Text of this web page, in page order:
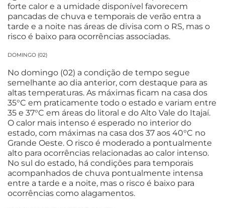
forte calor e a umidade disponível favorecem
pancadas de chuva e temporais de verão entra a
tarde e a noite nas áreas de divisa com o RS, mas o
risco é baixo para ocorrências associadas.
DOMINGO (02)
No domingo (02) a condição de tempo segue
semelhante ao dia anterior, com destaque para as
altas temperaturas. As máximas ficam na casa dos
35°C em praticamente todo o estado e variam entre
35 e 37°C em áreas do litoral e do Alto Vale do Itajaí.
O calor mais intenso é esperado no interior do
estado, com máximas na casa dos 37 aos 40°C no
Grande Oeste. O risco é moderado a pontualmente
alto para ocorrências relacionadas ao calor intenso.
No sul do estado, há condições para temporais
acompanhados de chuva pontualmente intensa
entre a tarde e a noite, mas o risco é baixo para
ocorrências como alagamentos.